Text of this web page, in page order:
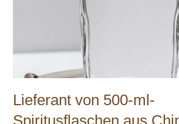
Lieferant von 500-ml-
Spiritusflaschen aus